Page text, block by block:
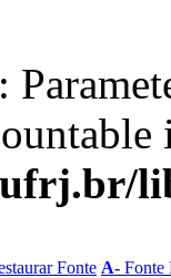
Fonte A- Fonte